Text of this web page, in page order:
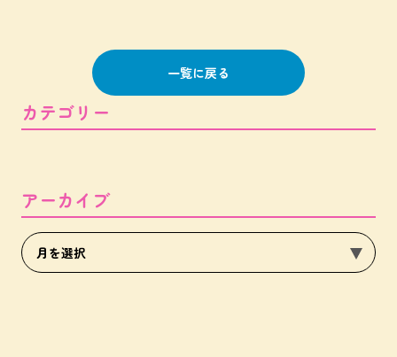
一覧に戻る
カテゴリー
アーカイブ